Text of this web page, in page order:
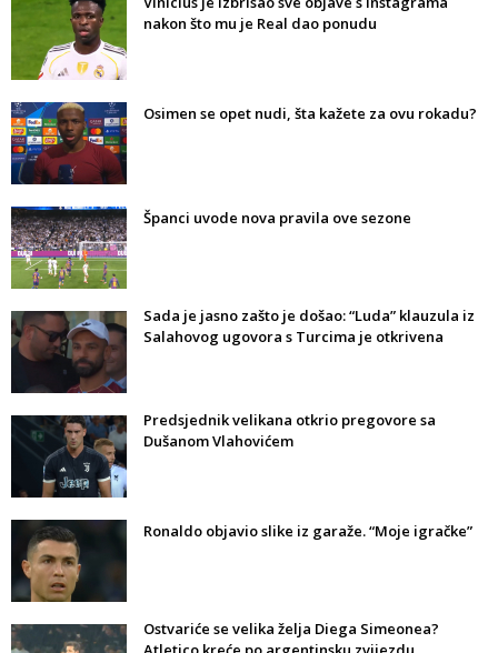
nakon što mu je Real dao ponudu
Osimen se opet nudi, šta kažete za ovu rokadu?
Španci uvode nova pravila ove sezone
Sada je jasno zašto je došao: “Luda” klauzula iz
Salahovog ugovora s Turcima je otkrivena
Predsjednik velikana otkrio pregovore sa
Dušanom Vlahovićem
Ronaldo objavio slike iz garaže. “Moje igračke”
Ostvariće se velika želja Diega Simeonea?